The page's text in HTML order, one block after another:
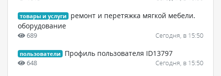
товары и услуги
ремонт и перетяжка мягкой мебели.
оборудование
689 Сегодня, в 15:50
пользователи Профиль пользователя ID13797
648 Сегодня, в 15:50